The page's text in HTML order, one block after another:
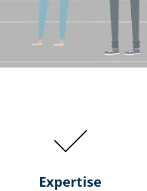
Expertise